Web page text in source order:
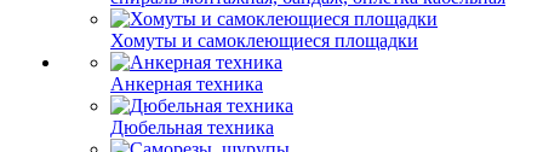
Хомуты и самоклеющиеся площадки
Анкерная техника
Дюбельная техника